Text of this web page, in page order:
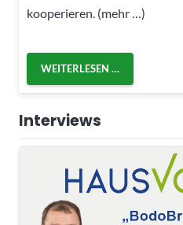
kooperieren. (mehr …)
WEITERLESEN …
Interviews